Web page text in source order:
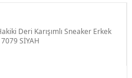
Deri Karışımlı Sneaker Erkek
SİYAH